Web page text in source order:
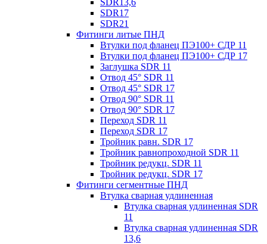
SDR13,6
SDR17
SDR21
Фитинги литые ПНД
Втулки под фланец ПЭ100+ СДР 11
Втулки под фланец ПЭ100+ СДР 17
Заглушка SDR 11
Отвод 45° SDR 11
Отвод 45° SDR 17
Отвод 90° SDR 11
Отвод 90° SDR 17
Переход SDR 11
Переход SDR 17
Тройник равн. SDR 17
Тройник равнопроходной SDR 11
Тройник редукц. SDR 11
Тройник редукц. SDR 17
Фитинги сегментные ПНД
Втулка сварная удлиненная
Втулка сварная удлиненная SDR
11
Втулка сварная удлиненная SDR
13,6